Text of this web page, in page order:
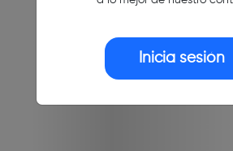
Inicia sesión